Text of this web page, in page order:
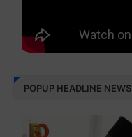
POPUP HEADLINE NEWS